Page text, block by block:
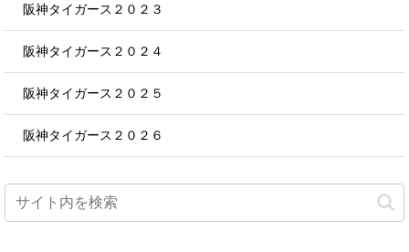
阪神タイガース２０２３
阪神タイガース２０２４
阪神タイガース２０２５
阪神タイガース２０２６